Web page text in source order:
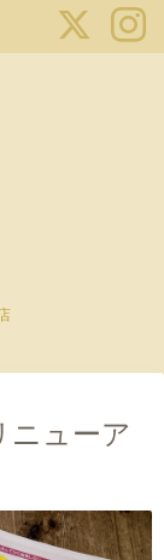
ニューア